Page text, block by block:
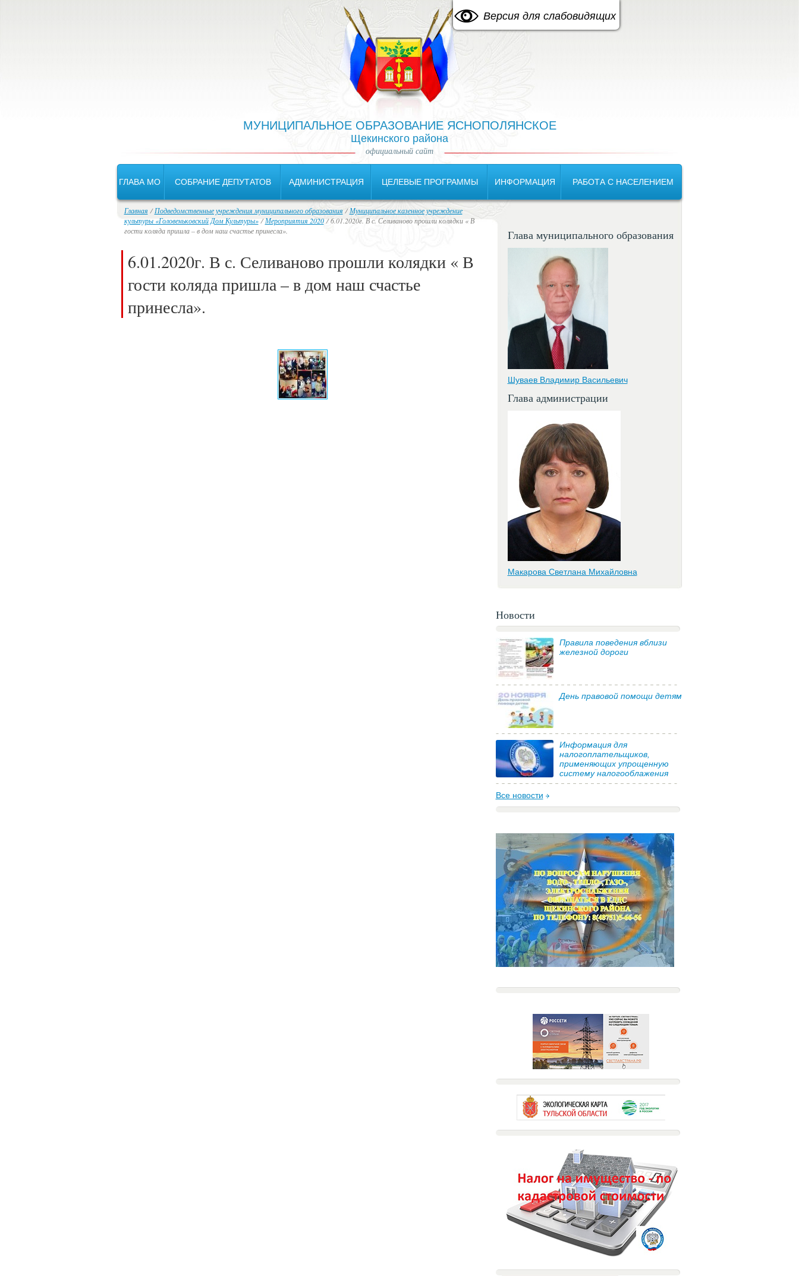
Версия для слабовидящих
Изображения: Выкл Размер шрифта: A A Цветовая схема: A
МУНИЦИПАЛЬНОЕ ОБРАЗОВАНИЕ ЯСНОПОЛЯНСКОЕ
Щекинского района
официальный сайт
ГЛАВА МО СОБРАНИЕ ДЕПУТАТОВ АДМИНИСТРАЦИЯ ЦЕЛЕВЫЕ ПРОГРАММЫ ИНФОРМАЦИЯ РАБОТА С НАСЕЛЕНИЕМ
Главная /Подведомственные учреждения муниципального образования /Муниципальное казенное учреждение
культуры «Головеньковский Дом Культуры»/Мероприятия 2020/ 6.01.2020г. В с. Селиваново прошли колядки « В
гости коляда пришла – в дом наш счастье принесла».
6.01.2020г. В с. Селиваново прошли колядки « В
гости коляда пришла – в дом наш счастье
принесла».
Глава муниципального образования
Шуваев Владимир Васильевич
Глава администрации
Макарова Светлана Михайловна
Новости
Правила поведения вблизи
железной дороги
День правовой помощи детям
Информация для
налогоплательщиков,
применяющих упрощенную
систему налогооблажения
Все новости